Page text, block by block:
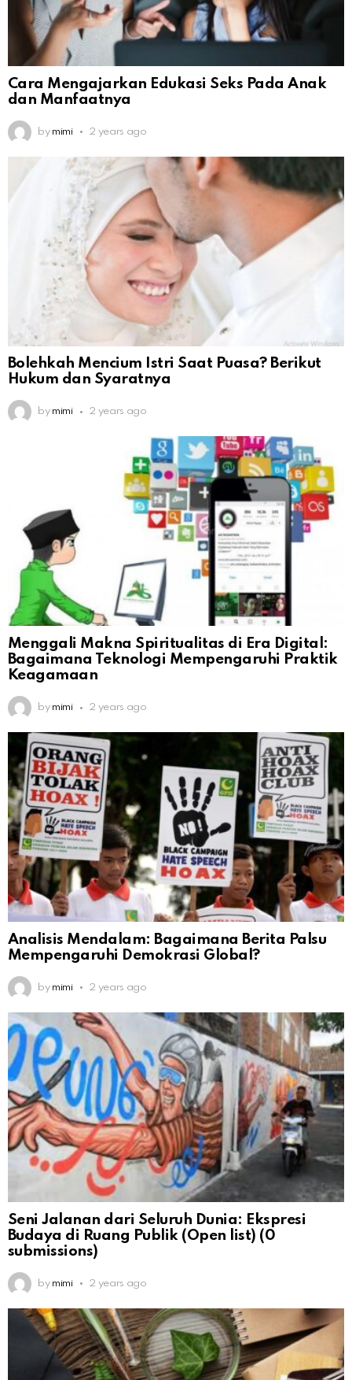
Cara Mengajarkan Edukasi Seks Pada Anak
dan Manfaatnya
by mimi 2 years ago
Bolehkah Mencium Istri Saat Puasa? Berikut
Hukum dan Syaratnya
by mimi 2 years ago
Menggali Makna Spiritualitas di Era Digital:
Bagaimana Teknologi Mempengaruhi Praktik
Keagamaan
by mimi 2 years ago
Analisis Mendalam: Bagaimana Berita Palsu
Mempengaruhi Demokrasi Global?
by mimi 2 years ago
Seni Jalanan dari Seluruh Dunia: Ekspresi
Budaya di Ruang Publik (Open list) (0
submissions)
by mimi 2 years ago